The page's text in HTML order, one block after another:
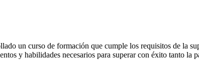
un curso de formación que cumple los requisitos de la
y habilidades necesarios para superar con éxito tanto la